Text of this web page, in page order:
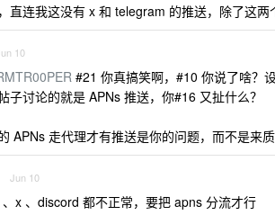
直连我这没有 x 和 telegram 的推送，除了这两
10
#21 你真搞笑啊，#10 你说了啥？
子讨论的就是 APNs 推送，你#16 又扯什么？
APNs 走代理才有推送是你的问题，而不是来
Jun 10
x 、discord 都不正常，要把 apns 分流才行